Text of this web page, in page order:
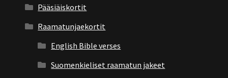
Pääsiäiskortit
Raamatunjaekortit
English Bible verses
Suomenkieliset raamatun jakeet